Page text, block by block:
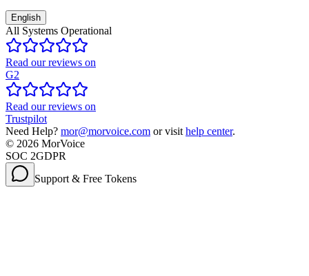
English
All Systems Operational
Read our reviews on
G2
Read our reviews on
Trustpilot
Need Help? mor@morvoice.com or visit help center.
© 2026 MorVoice
SOC 2GDPR
Support & Free Tokens